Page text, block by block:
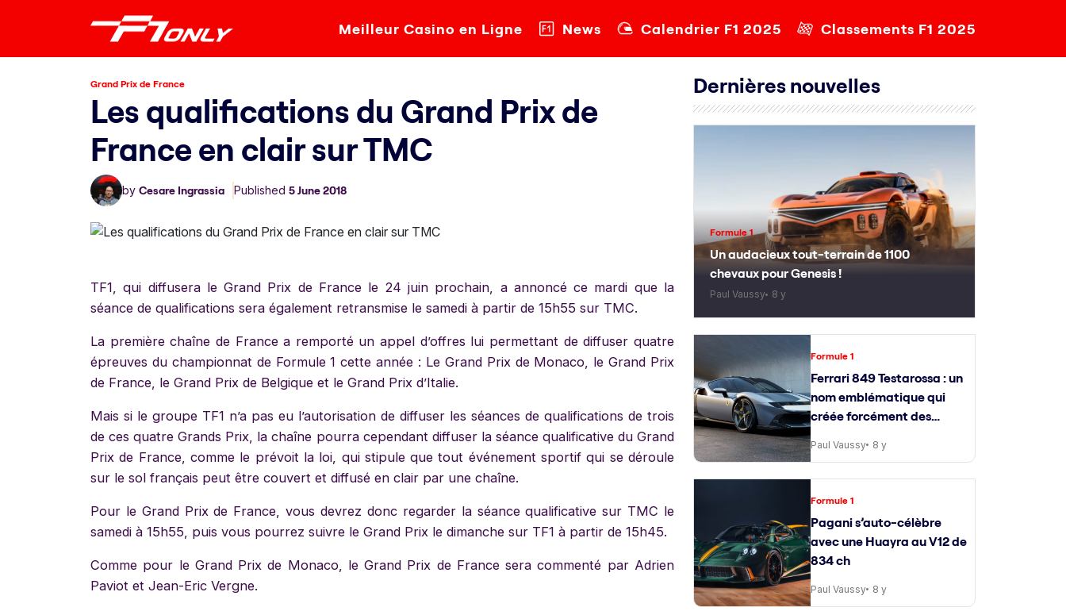
Meilleur Casino en Ligne News Calendrier F1 2025 Classements F1 2025
Grand Prix de France
Les qualifications du Grand Prix de
France en clair sur TMC
by Cesare Ingrassia Published 5 June 2018
TF1, qui diffusera le Grand Prix de France le 24 juin prochain, a annoncé ce mardi que la
séance de qualifications sera également retransmise le samedi à partir de 15h55 sur TMC.
La première chaîne de France a remporté un appel d’offres lui permettant de diffuser quatre
épreuves du championnat de Formule 1 cette année : Le Grand Prix de Monaco, le Grand Prix
de France, le Grand Prix de Belgique et le Grand Prix d’Italie.
Mais si le groupe TF1 n’a pas eu l’autorisation de diffuser les séances de qualifications de trois
de ces quatre Grands Prix, la chaîne pourra cependant diffuser la séance qualificative du Grand
Prix de France, comme le prévoit la loi, qui stipule que tout événement sportif qui se déroule
sur le sol français peut être couvert et diffusé en clair par une chaîne.
Pour le Grand Prix de France, vous devrez donc regarder la séance qualificative sur TMC le
samedi à 15h55, puis vous pourrez suivre le Grand Prix le dimanche sur TF1 à partir de 15h45.
Comme pour le Grand Prix de Monaco, le Grand Prix de France sera commenté par Adrien
Paviot et Jean-Eric Vergne.
Dernières nouvelles
Formule 1
Un audacieux tout-terrain de 1100
chevaux pour Genesis !
Paul Vaussy 8 y
Formule 1
Ferrari 849 Testarossa : un
nom emblématique qui
créée forcément des
attentes
Paul Vaussy 8 y
Formule 1
Pagani s’auto-célèbre
avec une Huayra au V12 de
834 ch
Paul Vaussy 8 y